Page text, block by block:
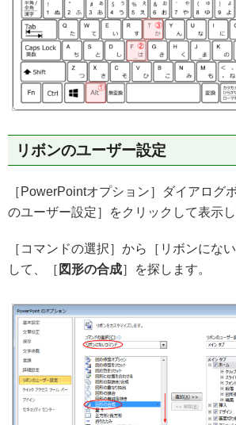
リボンのユーザー設定
［PowerPointオプション］ダイアログ
のユーザー設定］をクリックして表示し
［コマンドの選択］から［リボンにな
して、［ 図形の合成］を探します。